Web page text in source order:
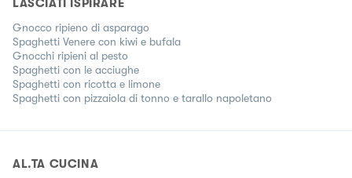
LASCIATI ISPIRARE
Gnocco ripieno di asparago
Spaghetti Venere con kiwi e bufala
Gnocchi ripieni al pesto
Spaghetti con le acciughe
Spaghetti con ricotta e limone
Spaghetti con pizzaiola di tonno e tarallo napoletano
AL.TA CUCINA